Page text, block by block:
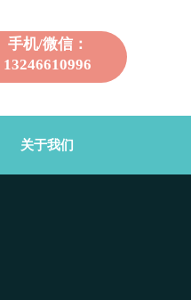
手机/微信：
13246610996
关于我们